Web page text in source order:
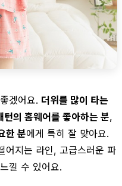
겠어요. 더위를 많이 타는
턴의 홈웨어를 좋아하는 분,
한 분에게 특히 잘 맞아요.
어지는 라인, 고급스러운 파
낄 수 있어요.